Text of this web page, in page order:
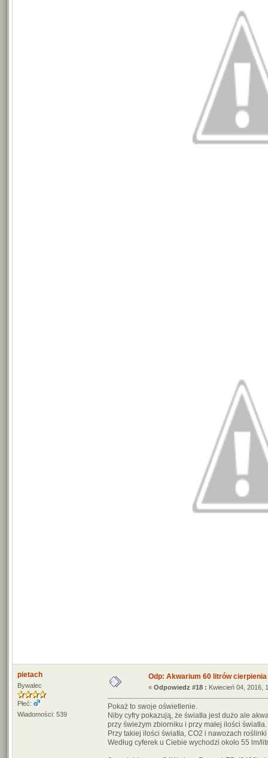
pietach
Bywalec
Płeć:
Wiadomości: 539
Odp: Akwarium 60 litrów cierpienia
« Odpowiedz #18 : Kwiecień 04, 2016,
Pokaż to swoje oświetlenie.
Niby cyfry pokazują, że światła jest dużo ale
przy świeżym zbiorniku i przy małej ilości światła.
Przy takiej ilości światła, CO2 i nawozach
Według cyferek u Ciebie wychodzi około 55 lm/